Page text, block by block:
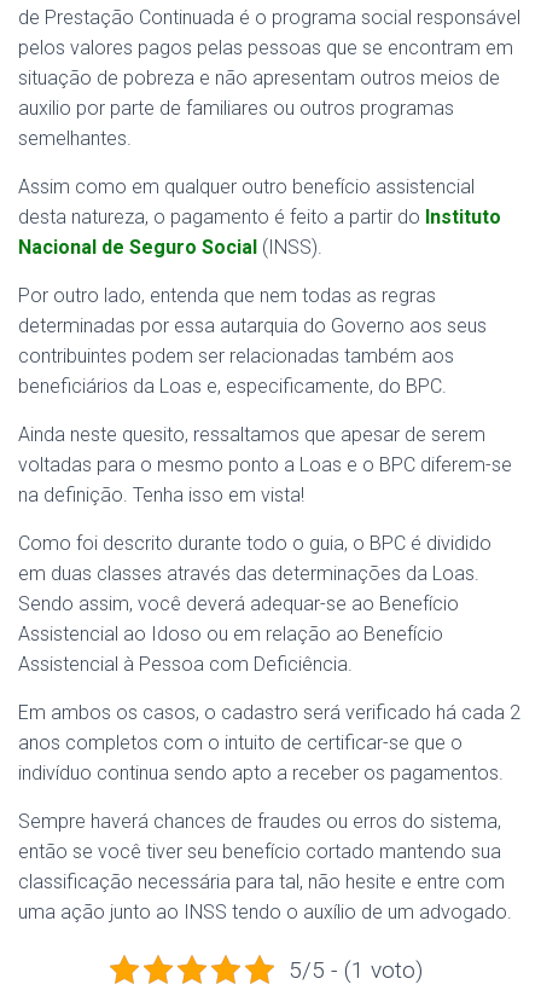
de Prestação Continuada é o programa social responsável
pelos valores pagos pelas pessoas que se encontram em
situação de pobreza e não apresentam outros meios de
auxilio por parte de familiares ou outros programas
semelhantes.
Assim como em qualquer outro benefício assistencial
desta natureza, o pagamento é feito a partir do Instituto
Nacional de Seguro Social (INSS).
Por outro lado, entenda que nem todas as regras
determinadas por essa autarquia do Governo aos seus
contribuintes podem ser relacionadas também aos
beneficiários da Loas e, especificamente, do BPC.
Ainda neste quesito, ressaltamos que apesar de serem
voltadas para o mesmo ponto a Loas e o BPC diferem-se
na definição. Tenha isso em vista!
Como foi descrito durante todo o guia, o BPC é dividido
em duas classes através das determinações da Loas.
Sendo assim, você deverá adequar-se ao Benefício
Assistencial ao Idoso ou em relação ao Benefício
Assistencial à Pessoa com Deficiência.
Em ambos os casos, o cadastro será verificado há cada 2
anos completos com o intuito de certificar-se que o
indivíduo continua sendo apto a receber os pagamentos.
Sempre haverá chances de fraudes ou erros do sistema,
então se você tiver seu benefício cortado mantendo sua
classificação necessária para tal, não hesite e entre com
uma ação junto ao INSS tendo o auxílio de um advogado.
5/5 - (1 voto)